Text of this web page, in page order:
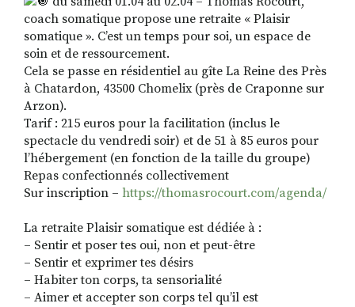
coach somatique propose une retraite « Plaisir
somatique ». C’est un temps pour soi, un espace de
soin et de ressourcement.
Cela se passe en résidentiel au gîte La Reine des Près
à Chatardon, 43500 Chomelix (près de Craponne sur
Arzon).
Tarif : 215 euros pour la facilitation (inclus le
spectacle du vendredi soir) et de 51 à 85 euros pour
l’hébergement (en fonction de la taille du groupe)
Repas confectionnés collectivement
Sur inscription – https://thomasrocourt.com/agenda/
La retraite Plaisir somatique est dédiée à :
– Sentir et poser tes oui, non et peut-être
– Sentir et exprimer tes désirs
– Habiter ton corps, ta sensorialité
– Aimer et accepter son corps tel qu’il est